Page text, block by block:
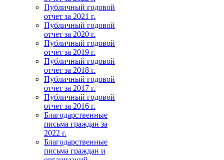
Публичный годовой
отчет за 2021 г.
Публичный годовой
отчет за 2020 г.
Публичный годовой
отчет за 2019 г.
Публичный годовой
отчет за 2018 г.
Публичный годовой
отчет за 2017 г.
Публичный годовой
отчет за 2016 г.
Благодарственные
письма граждан за
2022 г.
Благодарственные
письма граждан и